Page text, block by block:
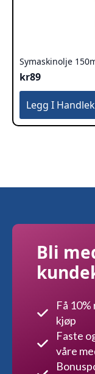
Symaskinolje
kr89
Legg I
Bli
Få
kjøp
Faste
våre